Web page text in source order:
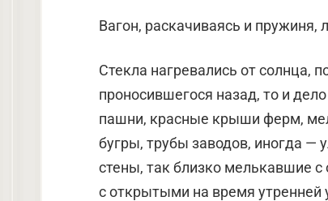
Вагон, раскачиваясь и пружиня,
Стекла нагревались от солнца,
проносившегося назад, то и
пашни, красные крыши ферм,
бугры, трубы заводов, иног­да —
стены, так близко мелькавшие с
с открытыми на время ут­ренней